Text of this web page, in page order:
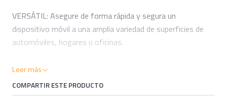
VERSÁTIL: Asegure de forma rápida y segura un
dispositivo móvil a una amplia variedad de superficies de
automóviles, hogares u oficinas.
IMANES FUERTES: Los imanes de neodimio
de su teléfono celular y son 100% seguros para
Leer más
COMPARTIR ESTE PRODUCTO